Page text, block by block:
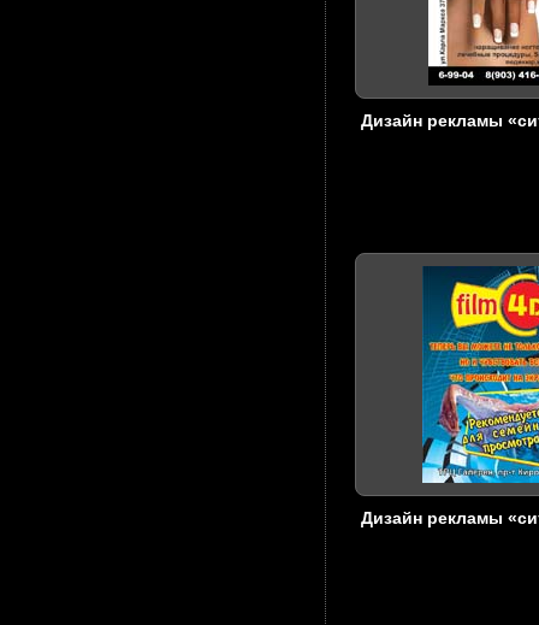
Дизайн рекламы
Дизайн рекламы